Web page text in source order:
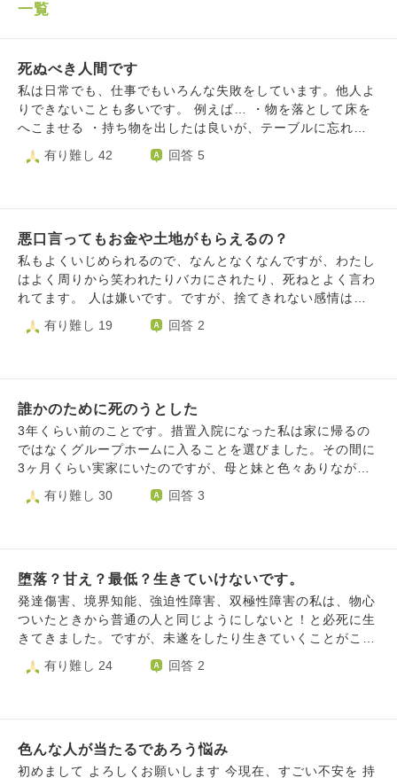
一覧
死ぬべき人間です
私は日常でも、仕事でもいろんな失敗をしています。他人よ
りできないことも多いです。 例えば… ・物を落として床を
へこませる ・持ち物を出したは良いが、テーブルに忘れる
・風呂の湯はあふれさせる …言い出せばキリがありませ
ん。大きな事故はまだ起こしていませんが、いつか起こすの
ないことに死ぬ踏ん切りがつきません。なんて腰抜けのマヌ
ケなんだろうと、涙が出てきます。 どうか、死を受け入れ
る方法を教えてください。
有り難し 42 回答 5
悪口言ってもお金や土地がもらえるの？
私もよくいじめられるので、なんとなくなんですが、わたし
はよく周りから笑われたりバカにされたり、死ねとよく言わ
れてます。 人は嫌いです。ですが、捨てきれない感情は残
っています。 誰のおかげで生きているのか、汗水流してま
でご飯を作ってくれる人…とか。(例えばスーパーのお惣菜
か？ 昔の事です。某アニメにてボタン一つ押したら全員消
えてひとりぼっちになったという話を見たことがあります。
その子は最初は喜びました。しかし、夜になると電気も消
え、一人虚しくついには絶望に立たされるという内容でし
か。) 昔のアニメなので、後にそれはリメイク…されてると
が、笑われたりバカにされるのも死ねと言われるのも嫌で
す。 普通に生きたいのです。不幸も幸運もひっくるめて。
わたしは今、絶望の真っ盛りです。 子供の事もあれば家族
の事もある。何もかもぐちゃぐちゃです。苦しくて外にも出
時代なのでしょうか？ 何か生きるヒントがあれば、教えて
有り難し 19 回答 2
誰かのために死のうとした
3年くらい前のことです。措置入院になった私は家に帰るの
ではなくグループホームに入ることを選びました。その間に
3ヶ月くらい実家にいたのですが、母と妹と色々ありながら
もグループホームに体験入居したりして楽しくやってまし
た。入居する2日前くらいから熱が出て、入りたくないのか
してみてとのことで、その後母にも連絡しました。母はうま
くいかなかったらママにもう一度連絡してと言ってくれ、管
理人さんに連絡してみましたが全く話が合わず、結局母に頼
ることにしました。そうするともう一度母から返事が返って
りました。今日もう帰ってきて大丈夫だよ」と言いました。
て電車が出てきました。しかたなく改札を通ってホームに出
た時、「妹や母の好感度をあげるにはここで死ぬしかない」
有り難し 30 回答 3
堕落？甘え？最低？生きていけないです。
発達傷害、境界知能、強迫性障害、双極性障害の私は、物心
ついたときから普通の人と同じようにしないと！と必死に生
きてきました。ですが、未遂をしたり生きていくことがこれ
以上は苦痛になってしまったので、新たな人生を切り開くた
めに障害者手帳を取得することになりました。普通の人にこ
ように日常生活を何気なく安定して送ること。約30年努力し
たけど無理でした。これ以上みんなに合わせようとすること
有り難し 24 回答 2
色んな人が当たるであろう悩み
初めまして よろしくお願いします 今現在、すごい不安を 持